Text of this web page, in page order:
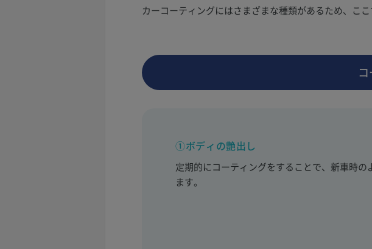
カーコーティングにはさまざまな種類があるため、こ
①ボディの艶出し
定期的にコーティングをすることで、新車時の
ます。